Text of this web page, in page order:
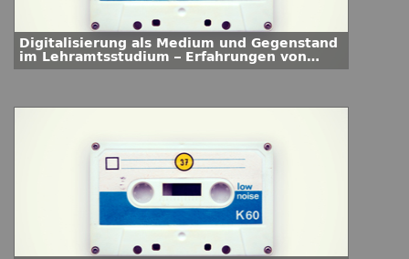
Digitalisierung als Medium und Gegenstand
im Lehramtsstudium – Erfahrungen von
Studierenden